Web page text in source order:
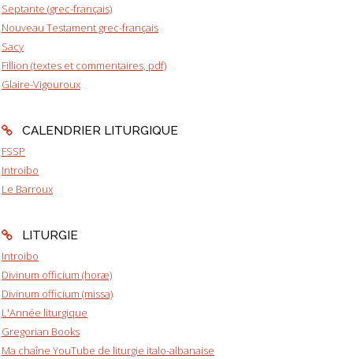
Septante (grec-français)
Nouveau Testament grec-français
Sacy
Fillion (textes et commentaires, pdf)
Glaire-Vigouroux
CALENDRIER LITURGIQUE
FSSP
Introibo
Le Barroux
LITURGIE
Introibo
Divinum officium (horæ)
Divinum officium (missa)
L'Année liturgique
Gregorian Books
Ma chaîne YouTube de liturgie italo-albanaise